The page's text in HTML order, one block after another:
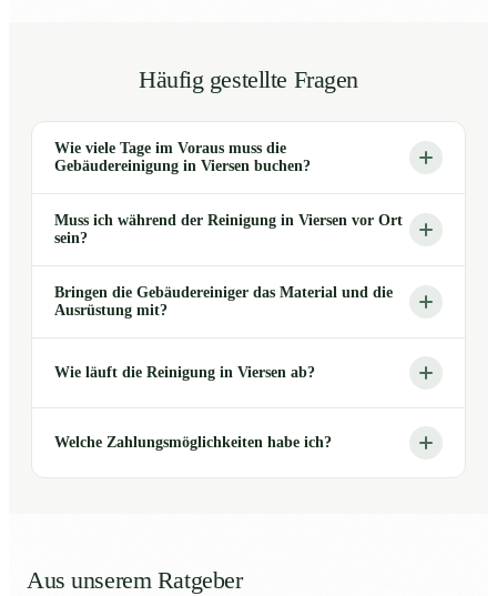
Häufig gestellte Fragen
Wie viele Tage im Voraus muss die
Gebäudereinigung in Viersen buchen?
Muss ich während der Reinigung in Viersen vor Ort
sein?
Bringen die Gebäudereiniger das Material und die
Ausrüstung mit?
Wie läuft die Reinigung in Viersen ab?
Welche Zahlungsmöglichkeiten habe ich?
Aus unserem Ratgeber